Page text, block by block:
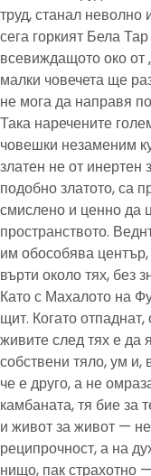
труд, станал неволно
сега горкият Бела
всевиждащото око от
малки човечета ще
не мога да направя
Така наречените
човешки незаменим
златен не от инертен
подобно златото, са
смислено и ценно да
пространството.
им обособява
върти около тях, без
Като с Махалото на
щит. Когато
живите след тях е да
собствени тяло, ум и,
че е друго, а не
камбаната, тя бие за
и живот за живот —
реципрочност, а на
нищо, пак страхотно